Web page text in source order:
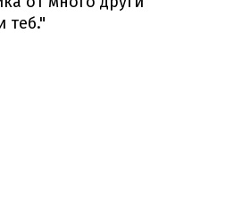
теб."